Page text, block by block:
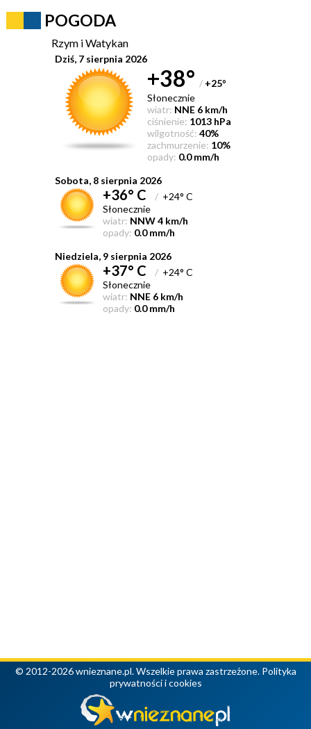
POGODA
Rzym i Watykan
Dziś, 7 sierpnia 2026
+38° / +25°
Słonecznie
wiatr: NNE 6 km/h
ciśnienie: 1013 hPa
wilgotność: 40%
zachmurzenie: 10%
opady: 0.0 mm/h
Sobota, 8 sierpnia 2026
+36° C /+24° C
Słonecznie
wiatr: NNW 4 km/h
opady: 0.0 mm/h
Niedziela, 9 sierpnia 2026
+37° C /+24° C
Słonecznie
wiatr: NNE 6 km/h
opady: 0.0 mm/h
© 2012-2026 wnieznane.pl. Wszelkie prawa zastrzeżone. Polityka
prywatności i cookies